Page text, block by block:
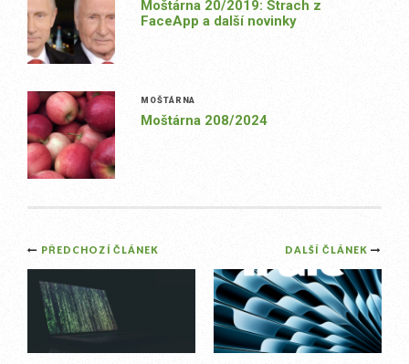
Moštárna 20/2019: Strach z
FaceApp a další novinky
MOŠTÁRNA
Moštárna 208/2024
Post
navigation
DALŠÍ ČLÁNEK
PŘEDCHOZÍ ČLÁNEK